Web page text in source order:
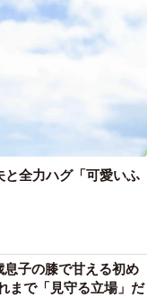
と全力ハグ「可愛いふ
子の膝で甘える初め
で「見守る立場」だ